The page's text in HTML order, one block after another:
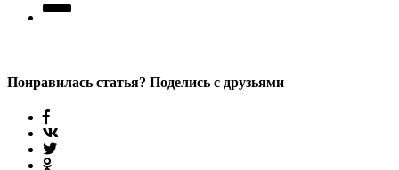
Понравилась статья? Поделись с друзьями